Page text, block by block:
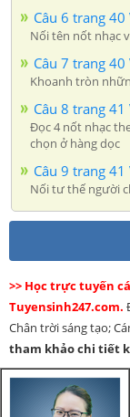
Câu 6 trang 40
Nối tên nốt nhạc
Câu 7 trang 40
Khoanh tròn
Câu 8 trang 41
Đọc 4 nốt nhạc
chọn ở hàng dọc
Câu 9 trang 41
Nối tư thế người
>> Học trực tuyến
Tuyensinh247.com.
Chân trời sáng tạo;
tham khảo chi tiết